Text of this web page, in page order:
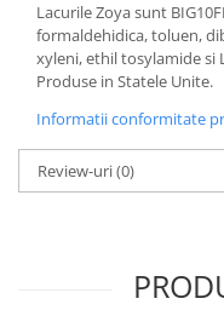
Lacurile Zoya sunt
formaldehidica, toluen,
xyleni, ethil tosylamide si
Produse in Statele Unite.
Informatii conformitate
Review-uri(0)